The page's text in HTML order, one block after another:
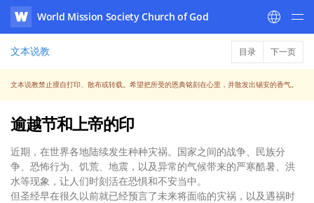
WATV
World Mission Society Church of God
文本说教 目录 下一页
文本说教禁止擅自打印、散布或转载。希望把所受的恩典铭刻在心里，并散发出锡安的香气。
逾越节和上帝的印
近期，在世界各地陆续发生种种灾祸。国家之间的战争、民族分
争、恐怖行为、饥荒、地震，以及异常的气候带来的严寒酷暑、洪
水等现象，让人们时刻活在恐惧和不安当中。
但圣经早在很久以前就已经预言了未来将面临的灾祸，以及遇祸时